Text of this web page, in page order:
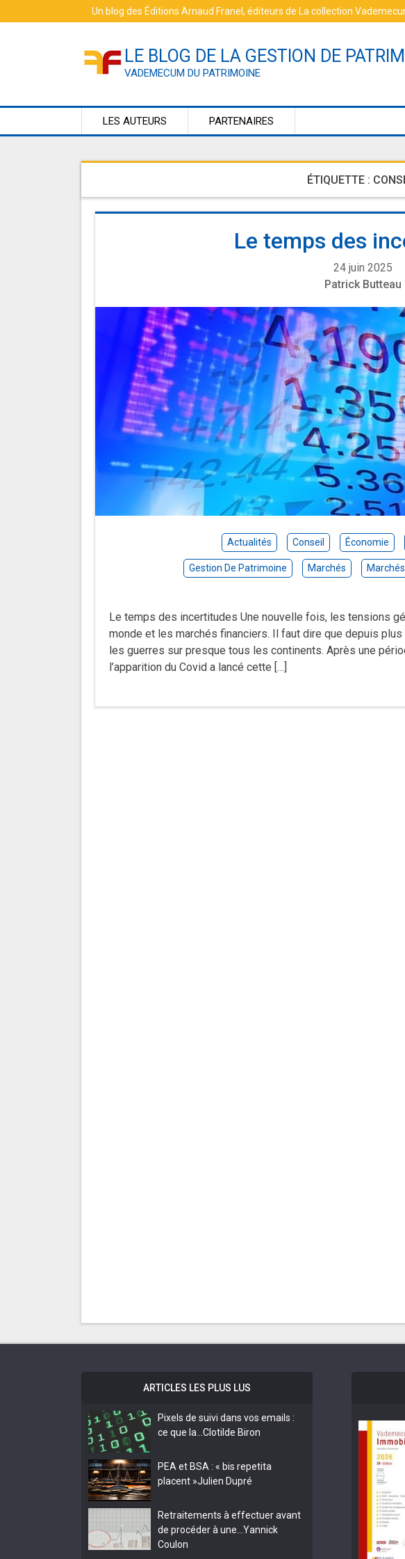
to
Un blog des Éditions Arnaud Franel, éditeurs de La collection
LE BLOG DE LA GESTION DE
VADEMECUM DU PATRIMOINE
LES AUTEURS PARTENAIRES
ÉTIQUETTE :
Le temps des
24 juin 2025
Patrick Butteau
Actualités Conseil Économie
Gestion De Patrimoine Marchés
Le temps des incertitudes Une nouvelle fois, les tensions
monde et les marchés financiers. Il faut dire que depuis
les guerres sur presque tous les continents. Après une
l’apparition du Covid a lancé cette […]
ARTICLES LES PLUS LUS
Pixels de suivi dans vos emails :
ce que la… Clotilde Biron
PEA et BSA : « bis repetita
placent »Julien Dupré
Retraitements à effectuer avant
de procéder à une… Yannick
Coulon